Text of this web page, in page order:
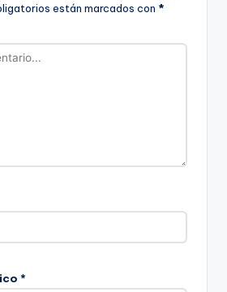
están marcados con *
*